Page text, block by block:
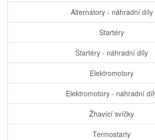
Alternátory - náhradní díly
Startéry
Startéry - náhradní díly
Elektromotory
Elektromotory - náhradní
Žhavící svíčky
Termostarty